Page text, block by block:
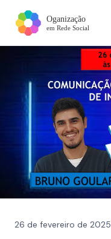
26 de fevereiro de 2025